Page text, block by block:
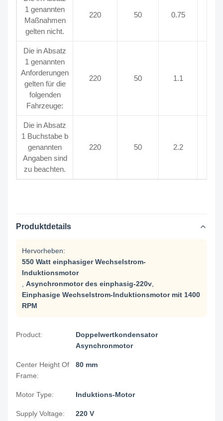
1 genannten
Maßnahmen
gelten nicht.
220 50 0.75
Die in Absatz
1 genannten
Anforderungen
gelten für die
folgenden
Fahrzeuge:
220 50 1.1
Die in Absatz
1 Buchstabe b
genannten
Angaben sind
zu beachten.
220 50 2.2
Produktdetails
Hervorheben:
550 Watt einphasiger Wechselstrom-
Induktionsmotor
Asynchronmotor des einphasig-220v
Einphasige Wechselstrom-Induktionsmotor mit 1400
RPM
Product:
Doppelwertkondensator
Asynchronmotor
Center Height Of
Frame:
80 mm
Motor Type: Induktions-Motor
Supply Voltage: 220 V